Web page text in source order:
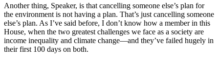
Another thing, Speaker, is that cancelling someone else’s plan for
the environment is not having a plan. That’s just cancelling someone
else’s plan. As I’ve said before, I don’t know how a member in this
House, when the two greatest challenges we face as a society are
income inequality and climate change—and they’ve failed hugely in
their first 100 days on both.